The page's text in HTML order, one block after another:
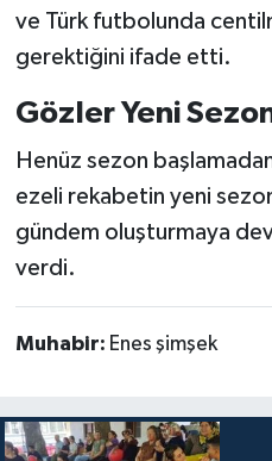
ve Türk futbolunda
gerektiğini ifade etti.
Gözler Yeni
Henüz sezon
ezeli rekabetin yeni
gündem oluşturmaya
verdi.
Muhabir: Enes şimşek